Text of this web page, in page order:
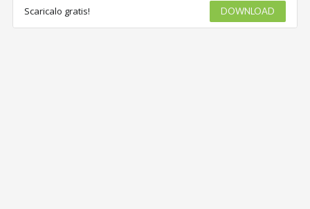
Scaricalo gratis! DOWNLOAD